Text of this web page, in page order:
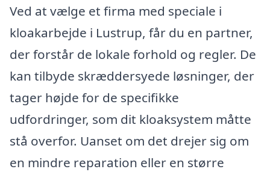
Ved at vælge et firma med speciale i
kloakarbejde i Lustrup, får du en partner,
der forstår de lokale forhold og regler. De
kan tilbyde skræddersyede løsninger, der
tager højde for de specifikke
udfordringer, som dit kloaksystem måtte
stå overfor. Uanset om det drejer sig om
en mindre reparation eller en større